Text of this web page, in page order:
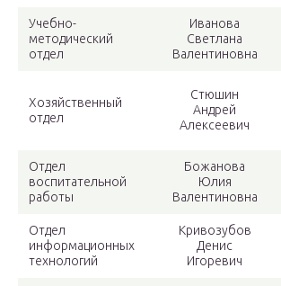
Учебно-
методический
отдел
Иванова
Светлана
Валентиновна
Хозяйственный
отдел
Стюшин
Андрей
Алексеевич
Отдел
воспитательной
работы
Божанова
Юлия
Валентиновна
Отдел
информационных
технологий
Кривозубов
Денис
Игоревич